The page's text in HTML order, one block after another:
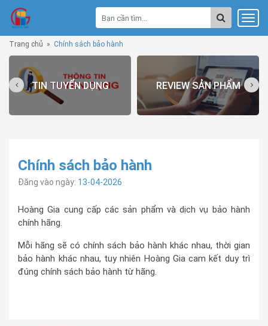
Trang chủ » Chính sách bảo hành
TIN TUYỂN DỤNG REVIEW SẢN PHẨM
Chính sách bảo hành
Đăng vào ngày: 13-04-2026
Hoàng Gia cung cấp các sản phẩm và dịch vụ bảo hành
chính hãng.
Mỗi hãng sẽ có chính sách bảo hành khác nhau, thời gian
bảo hành khác nhau, tuy nhiên Hoàng Gia cam kết duy trì
đúng chính sách bảo hành từ hãng.